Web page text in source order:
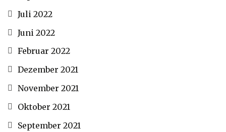
Juli 2022
Juni 2022
Februar 2022
Dezember 2021
November 2021
Oktober 2021
September 2021